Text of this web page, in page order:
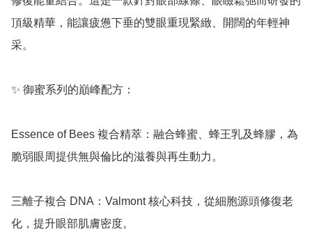
頂級精華，能讓疲憊下垂的雙眼重現緊緻、開闊的年輕神
采。
✨ 御蜜系列的巔峰配方：
Essence of Bees 複合精萃：融合蜂蜜、蜂王乳及蜂膠，為
脆弱眼周提供無與倫比的滋養與再生動力。
三離子複合 DNA：Valmont 核心科技，從細胞源頭修復老
化，提升眼部肌膚密度。